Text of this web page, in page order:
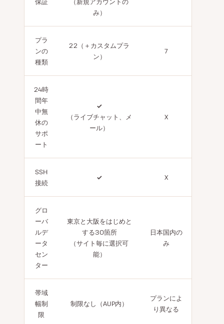
み）
プラ
ンの
種類
22（＋カスタムプラ
ン）
7
24時
間年
中無
休の
サポ
ート
✓
（ライブチャット、メ
ール）
X
SSH
接続
✓ X
グロ
ーバ
ルデ
ータ
セン
ター
東京と大阪をはじめと
する30箇所
（サイト毎に選択可
能）
日本国内の
み
帯域
幅制
限
制限なし（AUP内）
プランによ
り異なる